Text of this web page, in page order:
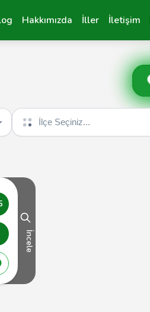
Hakkımızda İller İletişim
İlçe seçin
İncele